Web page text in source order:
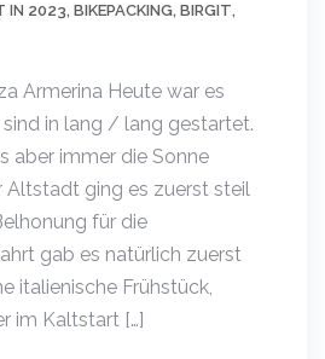
IN 2023, BIKEPACKING, BIRGIT,
Armerina Heute war es
sind in lang / lang gestartet.
aber immer die Sonne
Altstadt ging es zuerst steil
für die
gab es natürlich zuerst
italienische Frühstück,
im Kaltstart […]